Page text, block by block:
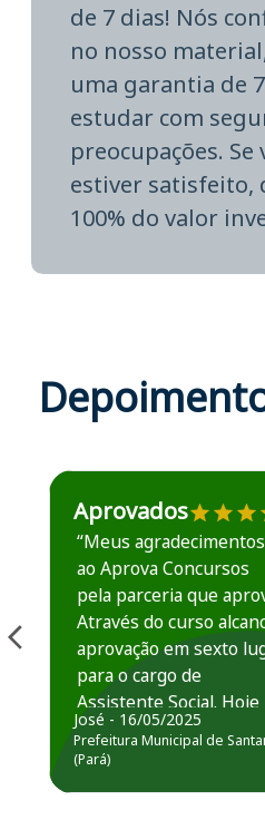
de 7 dias! Nós
no nosso
uma garantia de
estudar com
preocupações. Se
estiver satisfeito,
100% do valor
Estudante José recomenda
Aprovados
“Meus agradecimentos
ao Aprova Concursos
pela parceria que
Através do curso
aprovação em sexto
para o cargo de
Assistente Social. Hoje
estou atuando na
Prefeitura de Santarém.
José - 16/05/2025
Prefeitura Municipal de
(Pará)